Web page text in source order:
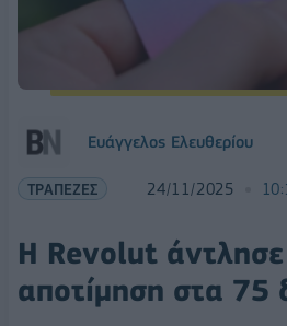
Ευάγγελος Ελευθερίου
ΤΡΑΠΕΖΕΣ 24/11/2025
Η Revolut
αποτίμηση στα 75